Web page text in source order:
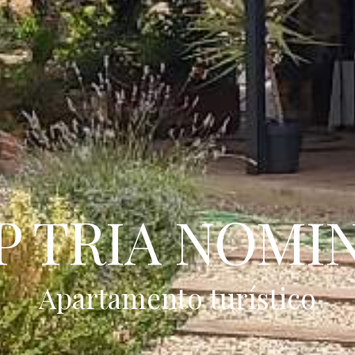
TRIA
Apartamento turístico